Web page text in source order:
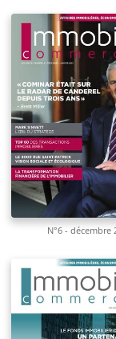
N°6 - décembre